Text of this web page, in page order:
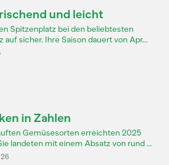
und leicht
Spitzenplatz bei den beliebtesten
sicher. Ihre Saison dauert von Apr...
in Zahlen
Gemüsesorten erreichten 2025
landeten mit einem Absatz von rund ...